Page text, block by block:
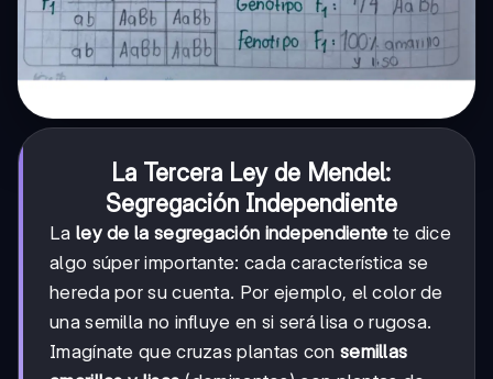
La Tercera Ley de Mendel:
Segregación Independiente
La ley de la segregación independiente te dice
algo súper importante: cada característica se
hereda por su cuenta. Por ejemplo, el color de
una semilla no influye en si será lisa o rugosa.
Imagínate que cruzas plantas con semillas